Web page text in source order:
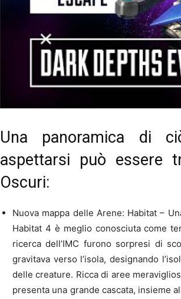
Una panoramica di
aspettarsi può essere
Oscuri:
Nuova mappa delle Arene: Habitat –
Habitat 4 è meglio conosciuta come
ricerca dell’IMC furono sorpresi di
gravitava verso l’isola, designando
delle creature. Ricca di aree
presenta una grande cascata, insieme